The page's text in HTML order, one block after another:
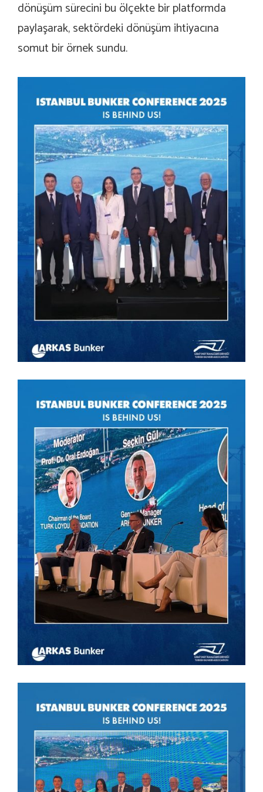
dönüşüm sürecini bu ölçekte bir platformda
paylaşarak, sektördeki dönüşüm ihtiyacına
somut bir örnek sundu.